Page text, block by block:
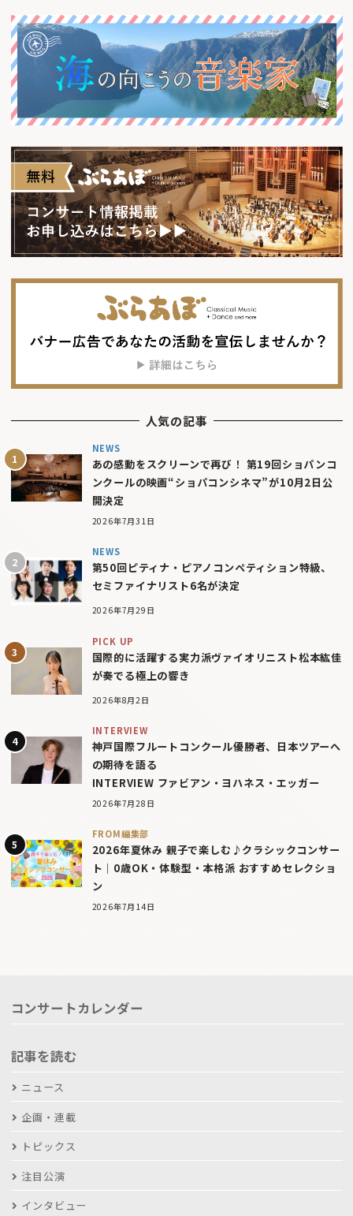
人気の記事
NEWS
あの感動をスクリーンで再び！ 第19回ショパンコ
ンクールの映画“ショパコンシネマ”が10月2日公
開決定
2026年7月31日
NEWS
第50回ピティナ・ピアノコンペティション特級、
セミファイナリスト6名が決定
2026年7月29日
PICK UP
国際的に活躍する実力派ヴァイオリニスト松本紘佳
が奏でる極上の響き
2026年8月2日
INTERVIEW
神戸国際フルートコンクール優勝者、日本ツアーへ
の期待を語る
INTERVIEW ファビアン・ヨハネス・エッガー
2026年7月28日
FROM編集部
2026年夏休み 親子で楽しむ♪クラシックコンサー
ト｜0歳OK・体験型・本格派 おすすめセレクショ
ン
2026年7月14日
コンサートカレンダー
記事を読む
ニュース
企画・連載
トピックス
注目公演
インタビュー